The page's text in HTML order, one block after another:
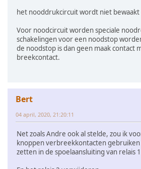
het nooddrukcircuit wordt niet bewaakt
Voor noodcircuit worden speciale
schakelingen voor een noodstop
de noodstop is dan geen maak contact
breekcontact.
Bert
04 april, 2020, 21:20:11
Net zoals Andre ook al stelde, zou ik
knoppen verbreekkontacten gebruiken
zetten in de spoelaansluiting van relais 1